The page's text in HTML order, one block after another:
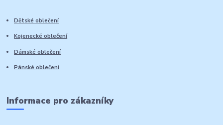
Dětské oblečení
Kojenecké oblečení
Dámské oblečení
Pánské oblečení
Informace pro zákazníky